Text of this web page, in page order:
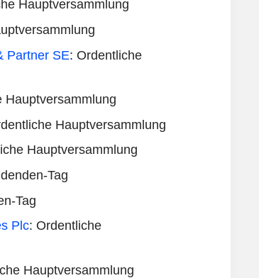
Hauptversammlung
Partner SE: Ordentliche
Hauptversammlung
Hauptversammlung
Hauptversammlung
Tag
Tag
Plc: Ordentliche
Hauptversammlung